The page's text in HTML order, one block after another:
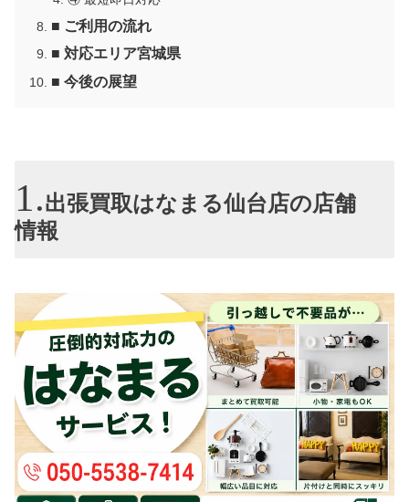
■ ご利用の流れ
■ 対応エリア宮城県
■ 今後の展望
出張買取はなまる仙台店の店舗
情報